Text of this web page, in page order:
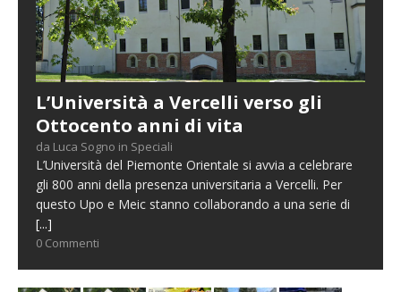
L’Università a Vercelli verso gli
Ottocento anni di vita
da Luca Sogno in Speciali
L’Università del Piemonte Orientale si avvia a celebrare
gli 800 anni della presenza universitaria a Vercelli. Per
questo Upo e Meic stanno collaborando a una serie di
[...]
0 Commenti